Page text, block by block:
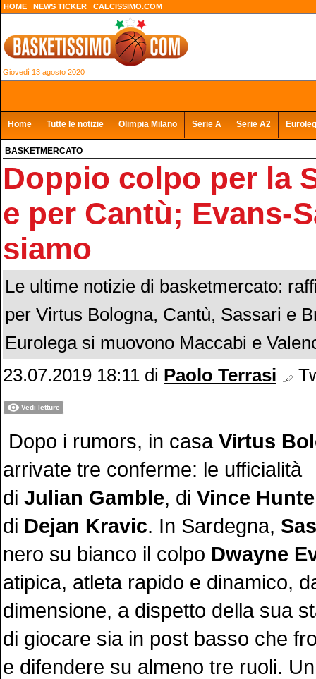
HOME NEWS TICKER CALCISSIMO.COM
Giovedì 13 agosto 2020
Home Tutte le notizie Olimpia Milano Serie A Serie A2
BASKETMERCATO
Doppio colpo per la
e per Cantù; Evans-
siamo
Le ultime notizie di basketmercato:
per Virtus Bologna, Cantù, Sassari e
Eurolega si muovono Maccabi e
23.07.2019 18:11 di Paolo Terrasi
Vedi letture
Dopo i rumors, in casa Virtus
arrivate tre conferme: le ufficialità
di Julian Gamble, di Vince
di Dejan Kravic. In Sardegna,
nero su bianco il colpo Dwayne
atipica, atleta rapido e dinamico,
dimensione, a dispetto della sua
di giocare sia in post basso che
e difendere su almeno tre ruoli.